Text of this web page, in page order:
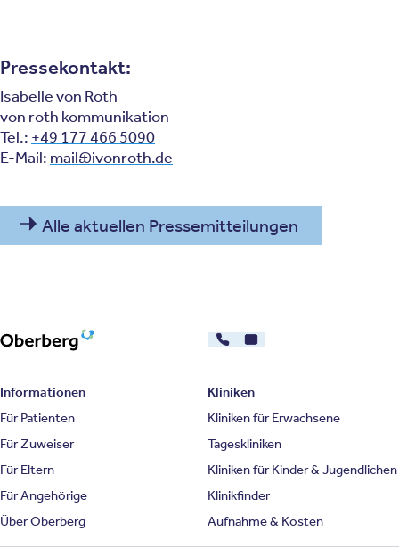
Pressekontakt:
Isabelle von Roth
von roth kommunikation
Tel.: +49 177 466 5090
E-Mail: mail@ivonroth.de
Alle aktuellen Pressemitteilungen
030 - 26478607
Kontakt
Informationen
Für Patienten
Für Zuweiser
Für Eltern
Für Angehörige
Über Oberberg
Kliniken
Kliniken für Erwachsene
Tageskliniken
Kliniken für Kinder & Jugendlichen
Klinikfinder
Aufnahme & Kosten